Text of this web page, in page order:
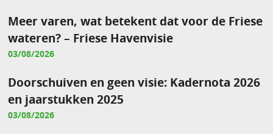
Meer varen, wat betekent dat voor de Friese
wateren? – Friese Havenvisie
03/08/2026
Doorschuiven en geen visie: Kadernota 2026
en jaarstukken 2025
03/08/2026